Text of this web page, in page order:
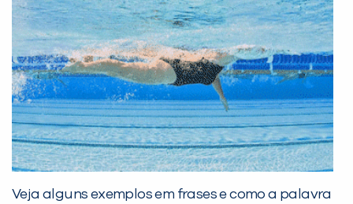
Veja alguns exemplos em frases e como a palavra